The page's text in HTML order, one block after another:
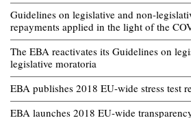
Guidelines on legislative and non-
repayments applied in the light of the
The EBA reactivates its Guidelines on
legislative moratoria
EBA publishes 2018 EU-wide stress test
EBA launches 2018 EU-wide